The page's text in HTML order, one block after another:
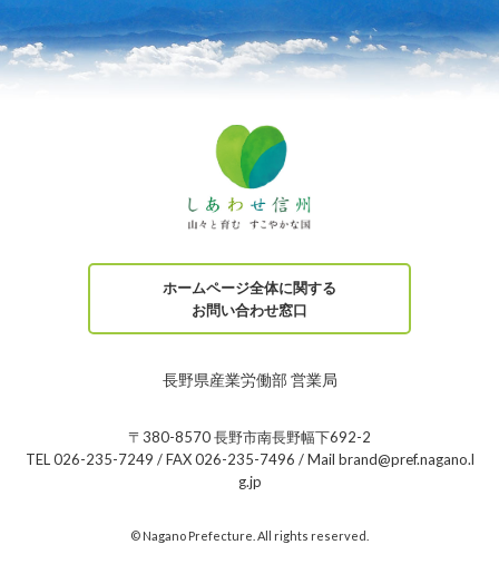
ホームページ全体に関する
お問い合わせ窓口
長野県産業労働部 営業局
〒380-8570 長野市南長野幅下692-2
TEL 026-235-7249 / FAX 026-235-7496 / Mail brand@pref.nagano.l
g.jp
© Nagano Prefecture. All rights reserved.